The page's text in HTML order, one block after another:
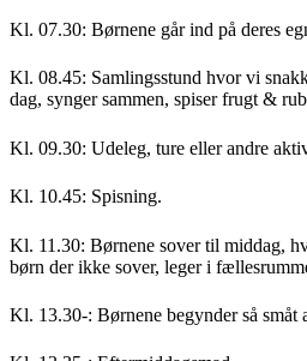
Kl. 07.30: Børnene går ind på deres
Kl. 08.45: Samlingsstund hvor vi
dag, synger sammen, spiser frugt &
Kl. 09.30: Udeleg, ture eller andre
Kl. 10.45: Spisning.
Kl. 11.30: Børnene sover til middag,
børn der ikke sover, leger i
Kl. 13.30-: Børnene begynder så